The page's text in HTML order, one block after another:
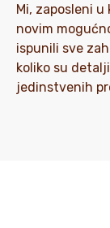
Mi, zaposleni
novim
ispunili sve
koliko su
jedinstvenih